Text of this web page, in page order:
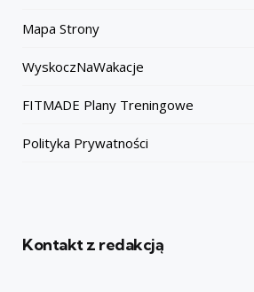
Mapa Strony
WyskoczNaWakacje
FITMADE Plany Treningowe
Polityka Prywatności
Kontakt z redakcją